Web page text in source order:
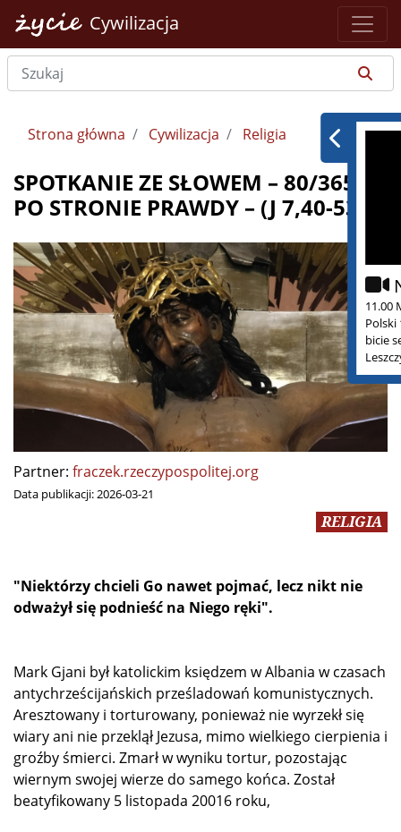
Cywilizacja
11.00
Polski
bicie
Strona główna Cywilizacja Religia
SPOTKANIE ZE SŁOWEM – 80/365 –
PO STRONIE PRAWDY – (J 7,40-53)
Partner: fraczek.rzeczypospolitej.org
Data publikacji:2026-03-21
RELIGIA
"Niektórzy chcieli Go nawet pojmać, lecz nikt nie
odważył się podnieść na Niego ręki".
Mark Gjani był katolickim księdzem w Albania w czasach
antychrześcijańskich prześladowań komunistycznych.
Aresztowany i torturowany, ponieważ nie wyrzekł się
wiary ani nie przeklął Jezusa, mimo wielkiego cierpienia i
groźby śmierci. Zmarł w wyniku tortur, pozostając
wiernym swojej wierze do samego końca. Został
beatyfikowany 5 listopada 20016 roku,